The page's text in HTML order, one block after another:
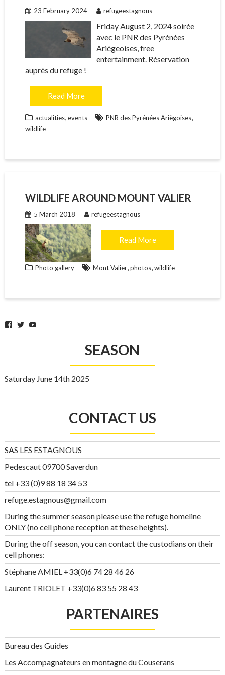
23 February 2024 refugeestagnous
Friday August 2, 2024 soirée
avec le PNR des Pyrénées
Ariégeoises, free
entertainment. Réservation
auprès du refuge !
Read More
actualities,events PNR des Pyrénées Ariègoises,
wildlife
WILDLIFE AROUND MOUNT VALIER
5 March 2018 refugeestagnous
Read More
Photo gallery Mont Valier,photos,wildlife
Facebook
TwitterYouTube
SEASON
Saturday June 14th 2025
CONTACT US
SAS LES ESTAGNOUS
Pedescaut 09700 Saverdun
tel +33 (0)9 88 18 34 53
refuge.estagnous@gmail.com
During the summer season please use the refuge homeline
ONLY (no cell phone reception at these heights).
During the off season, you can contact the custodians on their
cell phones:
Stéphane AMIEL +33(0)6 74 28 46 26
Laurent TRIOLET +33(0)6 83 55 28 43
PARTENAIRES
Bureau des Guides
Les Accompagnateurs en montagne du Couserans